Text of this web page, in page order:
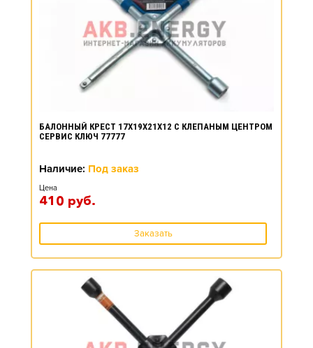
БАЛОННЫЙ КРЕСТ 17Х19Х21Х12 С КЛЕПАНЫМ ЦЕНТРОМ
СЕРВИС КЛЮЧ 77777
Наличие: Под заказ
Цена
410 руб.
Заказать